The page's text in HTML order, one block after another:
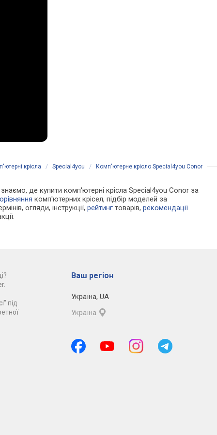
крісла / Special4you / Комп'ютерне крісло Special4you Conor
де купити комп'ютерні крісла Special4you Conor за
комп'ютерних крісел, підбір моделей за
огляди, інструкції,рейтинг товарів,рекомендації
під
Ваш регіон
Україна, UA
Україна